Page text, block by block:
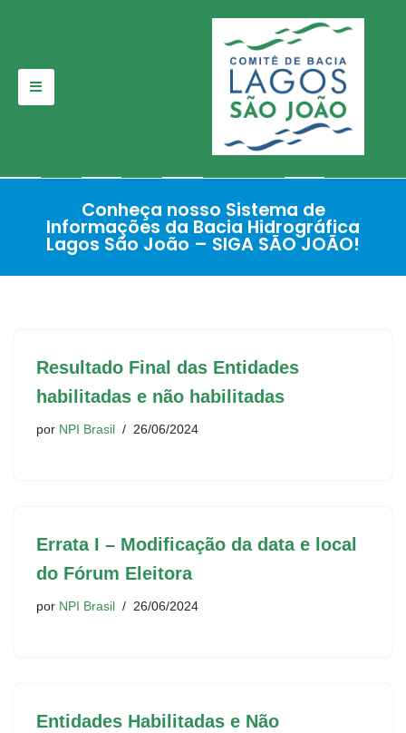
para
Conheça nosso Sistema de
Informações da Bacia Hidrográfica
Lagos São João – SIGA SÃO JOÃO!
Resultado Final das Entidades
habilitadas e não habilitadas
por NPI Brasil 26/06/2024
Errata I – Modificação da data e local
do Fórum Eleitora
por NPI Brasil 26/06/2024
Entidades Habilitadas e Não